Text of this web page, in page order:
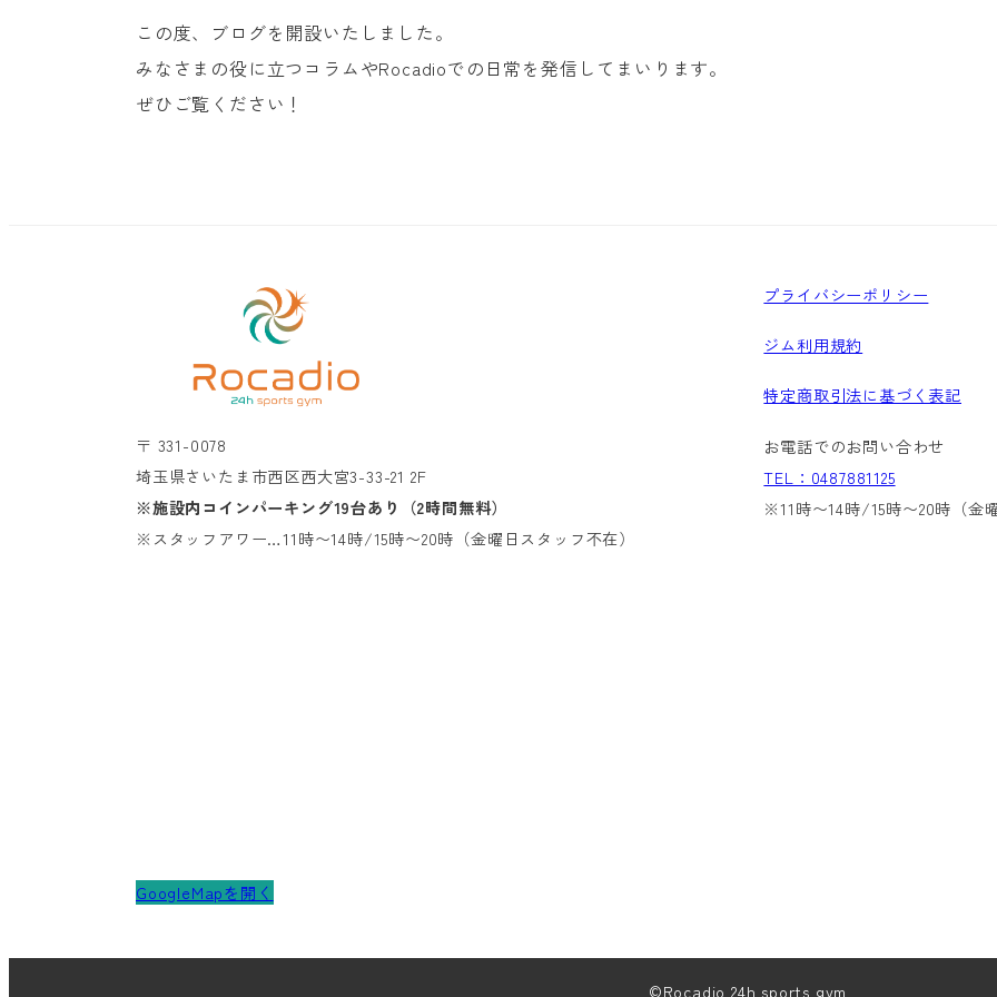
この度、ブログを開設いたしました。
みなさまの役に立つコラムやRocadioでの日常を発信してまいります。
ぜひご覧ください！
〒 331-0078
埼玉県さいたま市西区西大宮3-33-21 2F
※施設内コインパーキング19台あり（2時間無料）
※スタッフアワー…11時〜14時/15時〜20時（金曜日スタッフ不在）
GoogleMapを開く
プライバシーポリシー
ジム利用規約
特定商取引法に基づく表記
お電話でのお問い合わせ
TEL：0487881125
※11時〜14時/15時〜20時（金
©︎Rocadio 24h sports gym